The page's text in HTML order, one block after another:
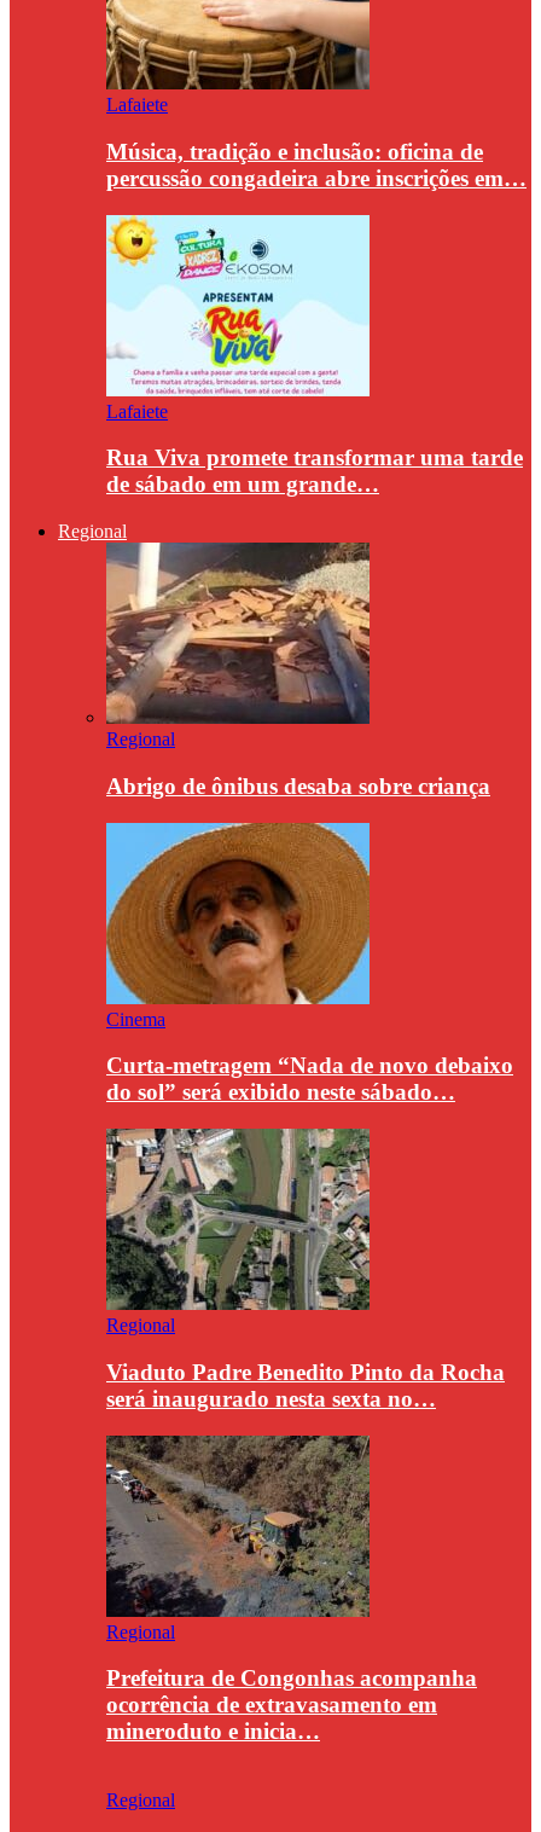
Lafaiete
Música, tradição e inclusão: oficina de
percussão congadeira abre inscrições em…
Lafaiete
Rua Viva promete transformar uma tarde
de sábado em um grande…
Regional
Regional
Abrigo de ônibus desaba sobre criança
Cinema
Curta-metragem “Nada de novo debaixo
do sol” será exibido neste sábado…
Regional
Viaduto Padre Benedito Pinto da Rocha
será inaugurado nesta sexta no…
Regional
Prefeitura de Congonhas acompanha
ocorrência de extravasamento em
mineroduto e inicia…
Regional